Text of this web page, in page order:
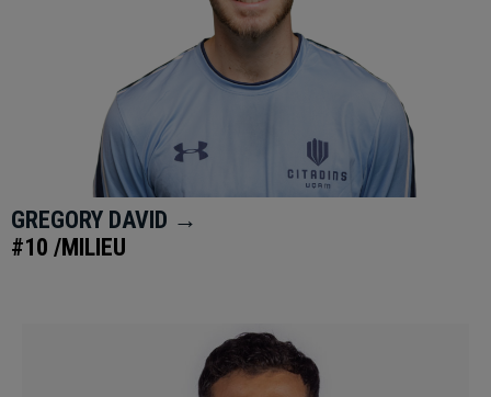
GREGORY DAVID →
#10 /MILIEU